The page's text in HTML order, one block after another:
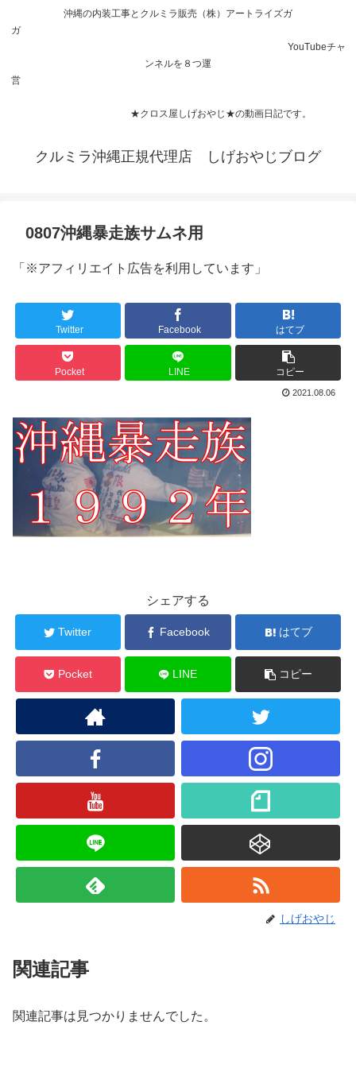
沖縄の内装工事とクルミラ販売（株）アートライズガ
ガ
YouTubeチャ
ンネルを８つ運
営
★クロス屋しげおやじ★の動画日記です。
クルミラ沖縄正規代理店 しげおやじブログ
0807沖縄暴走族サムネ用
「※アフィリエイト広告を利用しています」
Twitter Facebook はてブ
Pocket LINE コピー
2021.08.06
シェアする
Twitter Facebook はてブ
Pocket LINE コピー
しげおやじ
関連記事
関連記事は見つかりませんでした。